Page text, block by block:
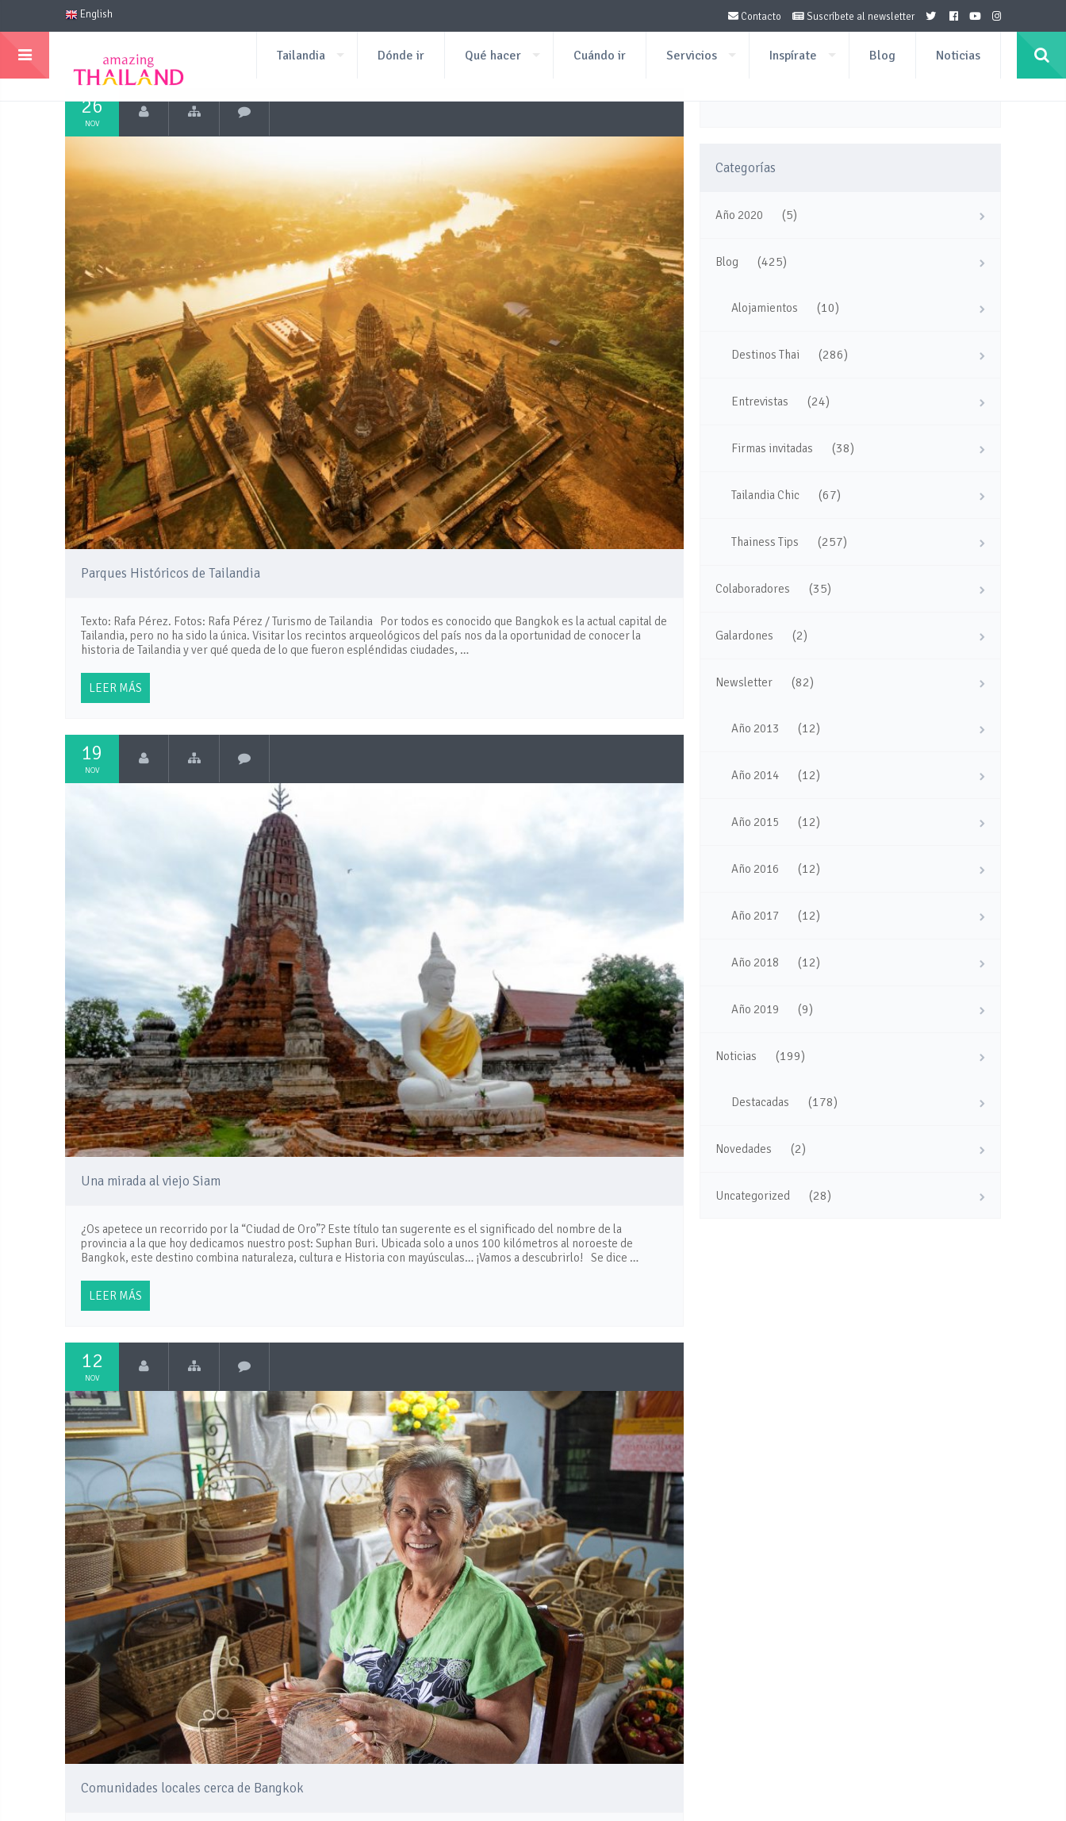
English Contacto Suscríbete al newsletter
Tailandia Dónde ir Qué hacer Cuándo ir Servicios Inspírate Blog Noticias
26
NOV
Parques Históricos de Tailandia
Texto: Rafa Pérez. Fotos: Rafa Pérez / Turismo de Tailandia Por todos es conocido que Bangkok es la actual capital de
Tailandia, pero no ha sido la única. Visitar los recintos arqueológicos del país nos da la oportunidad de conocer la
historia de Tailandia y ver qué queda de lo que fueron espléndidas ciudades, …
LEER MÁS
19
NOV
Una mirada al viejo Siam
¿Os apetece un recorrido por la “Ciudad de Oro”? Este título tan sugerente es el significado del nombre de la
provincia a la que hoy dedicamos nuestro post: Suphan Buri. Ubicada solo a unos 100 kilómetros al noroeste de
Bangkok, este destino combina naturaleza, cultura e Historia con mayúsculas… ¡Vamos a descubrirlo! Se dice …
LEER MÁS
12
NOV
Comunidades locales cerca de Bangkok
Categorías
Año 2020 (5)
Blog (425)
Alojamientos (10)
Destinos Thai (286)
Entrevistas (24)
Firmas invitadas (38)
Tailandia Chic (67)
Thainess Tips (257)
Colaboradores (35)
Galardones (2)
Newsletter (82)
Año 2013 (12)
Año 2014 (12)
Año 2015 (12)
Año 2016 (12)
Año 2017 (12)
Año 2018 (12)
Año 2019 (9)
Noticias (199)
Destacadas (178)
Novedades (2)
Uncategorized (28)